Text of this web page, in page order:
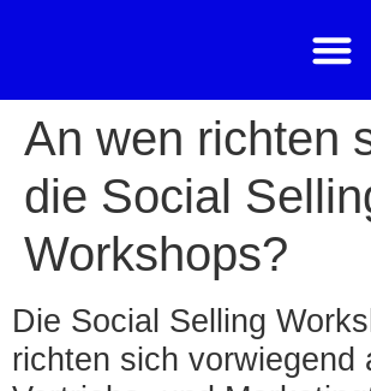
An wen richten
die Social
Workshops?
Die Social Selling
richten sich vorwiegend